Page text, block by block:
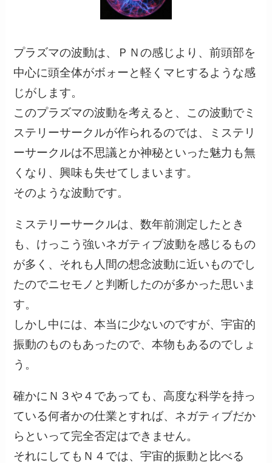
プラズマの波動は、ＰＮの感じより、前頭部を
中心に頭全体がボォーと軽くマヒするような感
じがします。
このプラズマの波動を考えると、この波動でミ
ステリーサークルが作られるのでは、ミステリ
ーサークルは不思議とか神秘といった魅力も無
くなり、興味も失せてしまいます。
そのような波動です。
ミステリーサークルは、数年前測定したとき
も、けっこう強いネガティブ波動を感じるもの
が多く、それも人間の想念波動に近いものでし
たのでニセモノと判断したのが多かった思いま
す。
しかし中には、本当に少ないのですが、宇宙的
振動のものもあったので、本物もあるのでしょ
う。
確かにＮ３や４であっても、高度な科学を持っ
ている何者かの仕業とすれば、ネガティブだか
らといって完全否定はできません。
それにしてもＮ４では、宇宙的振動と比べる